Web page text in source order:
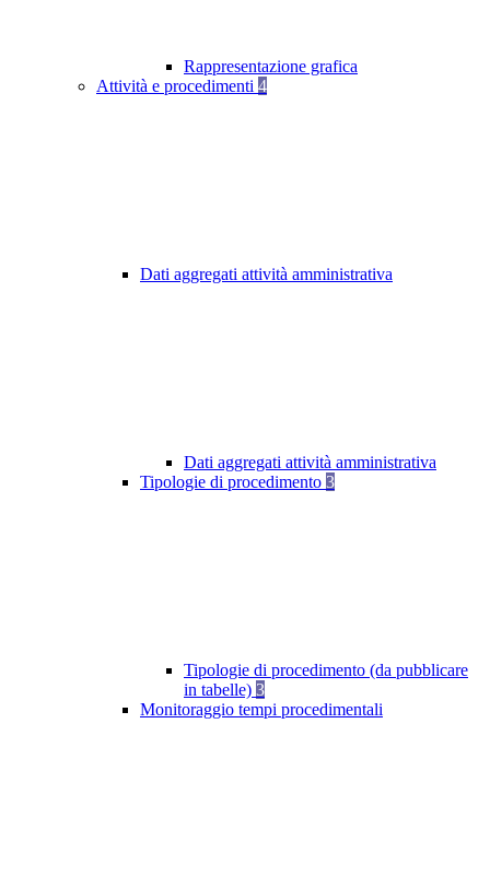
Rappresentazione grafica
Attività e procedimenti 4
Dati aggregati attività amministrativa
Dati aggregati attività amministrativa
Tipologie di procedimento 3
Tipologie di procedimento (da pubblicare
in tabelle) 3
Monitoraggio tempi procedimentali